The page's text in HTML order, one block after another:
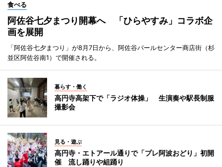
食べる
阿佐谷七夕まつり開幕へ 「ひらやすみ」コラボ企
画を展開
「阿佐谷七夕まつり」が8月7日から、阿佐谷パールセンター商店街（杉
並区阿佐谷南1）で開催される。
暮らす・働く
高円寺高架下で「ラジオ体操」 生演奏や駅長制服
撮影会
見る・遊ぶ
高円寺・エトアール通りで「プレ阿波おどり」初開
催 流し踊りや組踊り